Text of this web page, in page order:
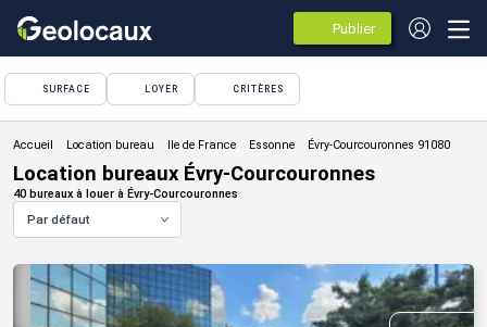
Publier
des
annonces
SURFACE LOYER CRITÈRES
Location bureau
Location bureaux Évry-Courcouronnes
40 bureaux à louer à Évry-Courcouronnes
Par défaut